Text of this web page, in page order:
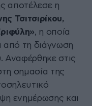
αποτέλεσε η
Τσιτσιρίκου,
, η οποία
από τη διάγνωση
Αναφέρθηκε στις
σημασία της
ενημέρωσης και